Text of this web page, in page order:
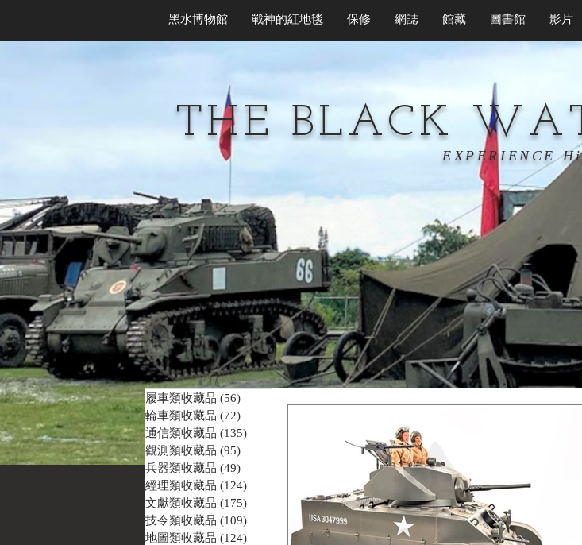
黑水博物館 戰神的紅地毯 保修 網誌 館藏 圖書館 影片
THE BLACK
EXPERIENCE
履車類收藏品 (56)
輪車類收藏品 (72)
通信類收藏品 (135)
觀測類收藏品 (95)
兵器類收藏品 (49)
經理類收藏品 (124)
文獻類收藏品 (175) 175 篇文章
技令類收藏品 (109) 109 篇文章
地圖類收藏品 (124) 124 篇文章